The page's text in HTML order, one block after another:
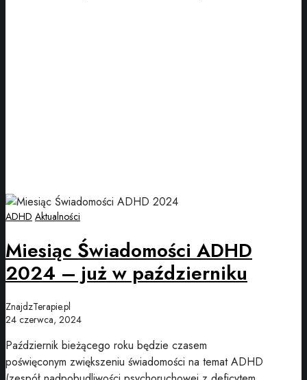
ADHD Aktualności
Miesiąc Świadomości ADHD
2024 – już w październiku
ZnajdzTerapie.pl
24 czerwca, 2024
Październik bieżącego roku będzie czasem
poświęconym zwiększeniu świadomości na temat ADHD